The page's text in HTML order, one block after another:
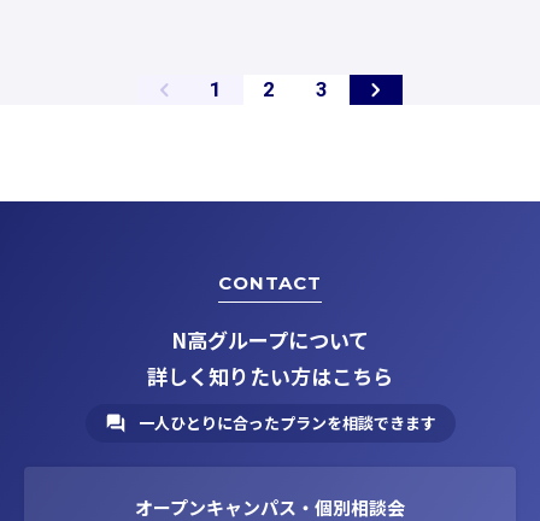
1
ペ
2
ペ
3
ペ
CONTACT
N高グループについて
詳しく知りたい方はこちら
一人ひとりに合ったプランを相談できます
オープンキャンパス・個別相談会